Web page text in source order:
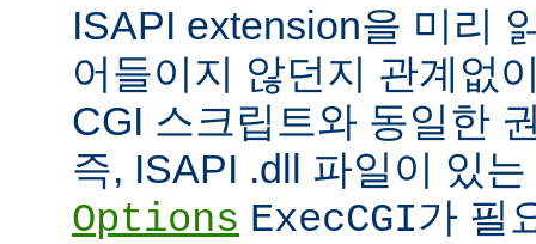
ISAPI extension을 미리
어들이지 않던지 관계없
CGI 스크립트와 동일한
즉, ISAPI .dll 파일이 있
Options ExecCGI가 필